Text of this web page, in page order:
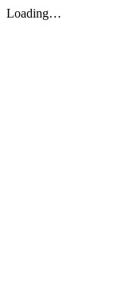
Loading…